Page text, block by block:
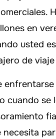
en
usted
de
cuando
necesita